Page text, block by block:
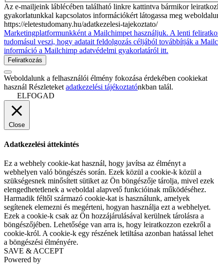
Az e-mailjeink láblécében található linkre kattintva bármikor
gyakorlatunkkal kapcsolatos információkért látogassa meg
https://eletestudomany.hu/adatkezelesi-tajekoztato/
Marketingplatformunkként a Mailchimpet használjuk. A lenti
tudomásul veszi, hogy adatait feldolgozás céljából továbbítják a
információ a Mailchimp adatvédelmi gyakorlatáról itt.
Weboldalunk a felhasználói élmény fokozása érdekében cookiekat
használ Részleteket adatkezelési tájékoztatónkban talál.
ELFOGAD
Close
Adatkezelési áttekintés
Ez a webhely cookie-kat használ, hogy javítsa az élményt a
webhelyen való böngészés során. Ezek közül a cookie-k közül a
szükségesnek minősített sütiket az Ön böngészője tárolja, mivel ezek
elengedhetetlenek a weboldal alapvető funkcióinak működéséhez.
Harmadik féltől származó cookie-kat is használunk, amelyek
segítenek elemezni és megérteni, hogyan használja ezt a webhelyet.
Ezek a cookie-k csak az Ön hozzájárulásával kerülnek tárolásra a
böngészőjében. Lehetősége van arra is, hogy leiratkozzon ezekről a
cookie-król. A cookie-k egy részének letiltása azonban hatással lehet
a böngészési élményére.
SAVE & ACCEPT
Powered by